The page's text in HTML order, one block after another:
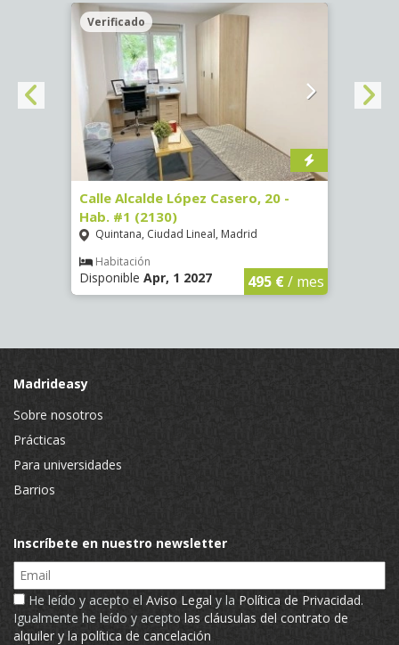
Verificado
Calle Alcalde López Casero, 20 -
Hab. #1 (2130)
Quintana, Ciudad Lineal, Madrid
Habitación
Disponible Apr, 1 2027 495 €/ mes
Madrideasy
Sobre nosotros
Prácticas
Para universidades
Barrios
Inscríbete en nuestro newsletter
Email
He leído y acepto el Aviso Legal y la Política de Privacidad.
Igualmente he leído y acepto las cláusulas del contrato de
alquiler y la política de cancelación